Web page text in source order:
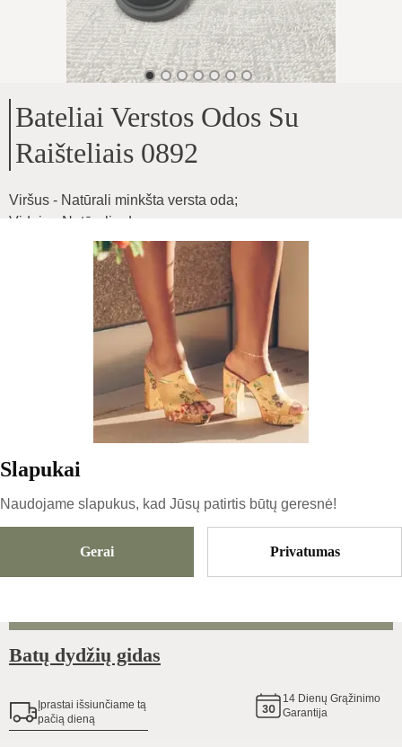
Slapukai
Naudojame slapukus, kad Jūsų patirtis būtų geresnė!
Gerai Privatumas
Bateliai Verstos Odos Su
Raišteliais 0892
Viršus - Natūrali minkšta versta oda;
Viduje - Natūrali oda
Pado aukštis - 2.9cm;
Vidutinio pločio pėdai
5N4YSjzneEVtejMjLr85
€
Batų dydžių gidas
Įprastai išsiunčiame tą
pačią dieną
14 Dienų Grąžinimo
Garantija